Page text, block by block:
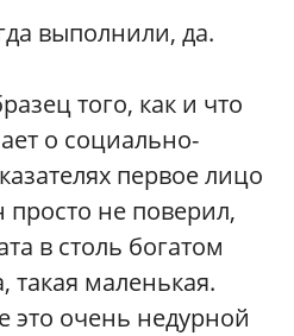
выполнили, да.
того, как и что
о социально-
первое лицо
просто не поверил,
в столь богатом
такая маленькая.
это очень недурной